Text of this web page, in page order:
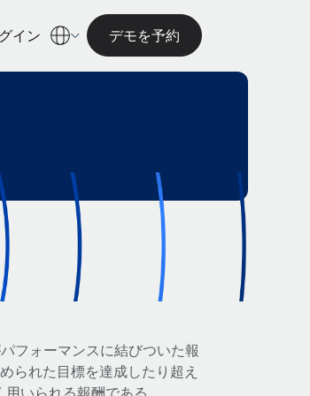
イン デモを予約
フォーマンスに結びついた報
られた目標を達成したり超え
いられる報酬である.